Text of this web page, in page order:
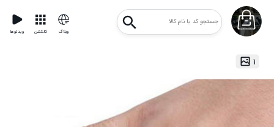
ویدئوها کالکشن وبلاگ
۱